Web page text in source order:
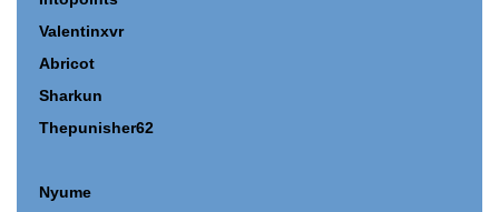
Valentinxvr
Abricot
Sharkun
Thepunisher62
Nyume